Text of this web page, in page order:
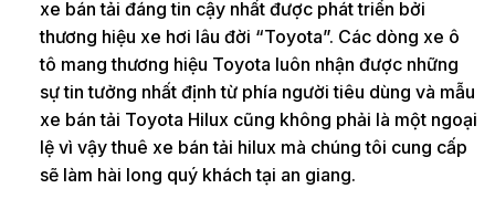
xe bán tải đáng tin cậy nhất được phát triển bởi
thương hiệu xe hơi lâu đời “Toyota”. Các dòng xe ô
tô mang thương hiệu Toyota luôn nhận được những
sự tin tưởng nhất định từ phía người tiêu dùng và mẫu
xe bán tải Toyota Hilux cũng không phải là một ngoại
lệ vì vậy thuê xe bán tải hilux mà chúng tôi cung cấp
sẽ làm hài long quý khách tại an giang.